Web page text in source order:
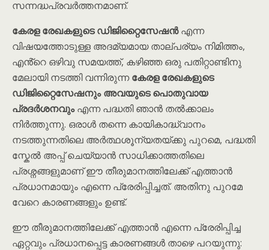
സന്നദ്ധപ്രവർത്തനമാണ്.
കേരള രേഖകളുടെ ഡിജിറ്റൈസേഷൻഎന്ന
വിഷയത്തോടുള്ള അദമ്യമായ താല്പര്യം നിമിത്തം,
എൻ്റെ ഒഴിവു സമയത്ത്, കഴിഞ്ഞ ഒരു പതിറ്റാണ്ടിനു
മേലായി നടത്തി വന്നിരുന്നകേരള രേഖകളുടെ
ഡിജിറ്റൈസേഷനും അവയുടെ പൊതുവായ
പ്രദർശനവുംഎന്ന പദ്ധതി ഞാൻ തൽക്കാലം
നിർത്തുന്നു. ഒരാൾ തന്നെ കായികാദ്ധ്വാനം
നടത്തുന്നതിലെ അർത്ഥശൂന്യതയ്ക്കു പുറമെ, പദ്ധതി
സ്കേൽ അപ്പ് ചെയ്യാൻ സാധിക്കാത്തതിലെ
പ്രശ്നങ്ങളുമാണ് ഈ തീരുമാനത്തിലേക്ക് എത്താൻ
പ്രധാനമായും എന്നെ പ്രേരിപ്പിച്ചത്. അതിനു പുറമേ
വേറെ കാരണങ്ങളും ഉണ്ട്.
ഈ തീരുമാനത്തിലേക്ക് എത്താൻ എന്നെ പ്രേരിപ്പിച്ച
ഏറ്റവും പ്രധാനപ്പെട്ട കാരണങ്ങൾ താഴെ പറയുന്നു: